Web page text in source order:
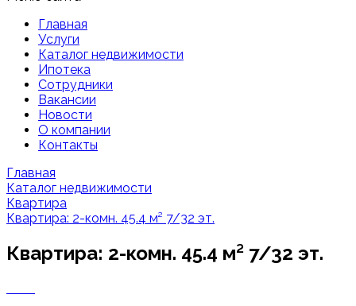
Главная
Услуги
Каталог недвижимости
Ипотека
Сотрудники
Вакансии
Новости
О компании
Контакты
Главная
Каталог недвижимости
Квартира
Квартира: 2-комн. 45.4 м² 7/32 эт.
Квартира: 2-комн. 45.4 м² 7/32 эт.